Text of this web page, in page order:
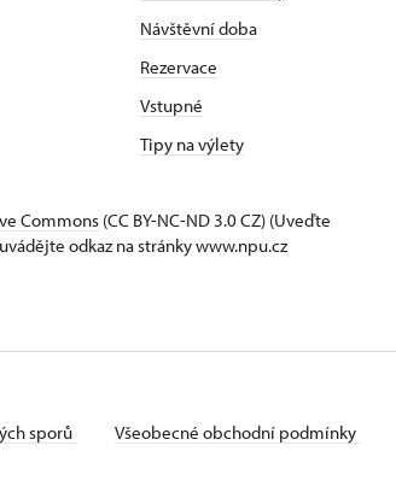
Návštěvní doba
Rezervace
Vstupné
Tipy na výlety
Commons (CC BY-NC-ND 3.0 CZ) (Uveďte
odkaz na stránky www.npu.cz
sporů
Všeobecné obchodní podmínky